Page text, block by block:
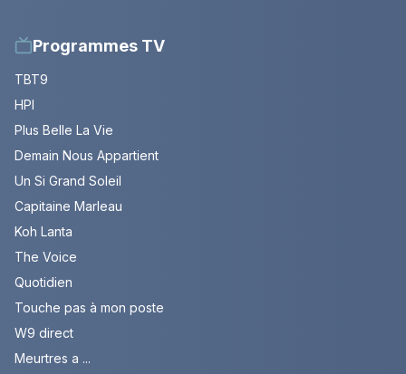
Programmes TV
TBT9
HPI
Plus Belle La Vie
Demain Nous Appartient
Un Si Grand Soleil
Capitaine Marleau
Koh Lanta
The Voice
Quotidien
Touche pas à mon poste
W9 direct
Meurtres a ...